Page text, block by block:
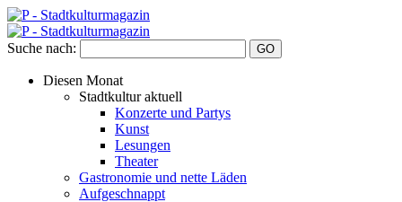
Suche nach:
Diesen Monat
Stadtkultur aktuell
Konzerte und Partys
Kunst
Lesungen
Theater
Gastronomie und nette Läden
Aufgeschnappt